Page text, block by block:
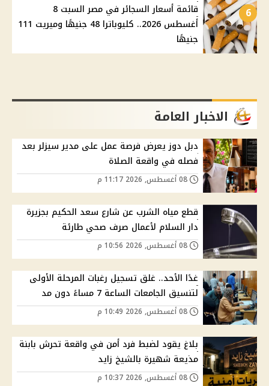
6
قائمة أسعار السجائر في مصر السبت 8
أغسطس 2026.. كليوباترا 48 جنيهًا وميريت 111
جنيهًا
الاخبار العامة
دبل دوز يعرض فرصة عمل على مدير سيزلر بعد
فصله في واقعة الصلاة
قطع مياه الشرب عن شارع سعد الحكيم بجزيرة
دار السلام لأعمال صرف صحي طارئة
غدًا الأحد.. غلق تسجيل رغبات المرحلة الأولى
لتنسيق الجامعات الساعة 7 مساءً دون مد
بلاغ يقود لضبط فرد أمن في واقعة تحرش بابنة
مذيعة شهيرة بالشيخ زايد